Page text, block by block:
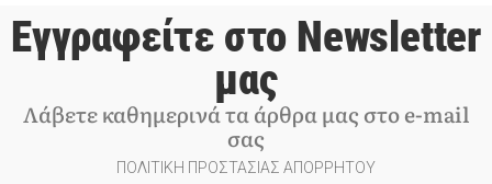
Εγγραφείτε στο Newsletter
μας
Λάβετε καθημερινά τα άρθρα μας στο e-mail
σας
ΠΟΛΙΤΙΚΗ ΠΡΟΣΤΑΣΙΑΣ ΑΠΟΡΡΗΤΟΥ